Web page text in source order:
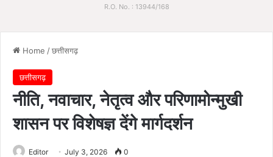
R.O. No. : 13944/168
Home /छत्तीसगढ़
छत्तीसगढ़
नीति, नवाचार, नेतृत्व और परिणामोन्मुखी
शासन पर विशेषज्ञ देंगे मार्गदर्शन
Editor July 3, 2026 0